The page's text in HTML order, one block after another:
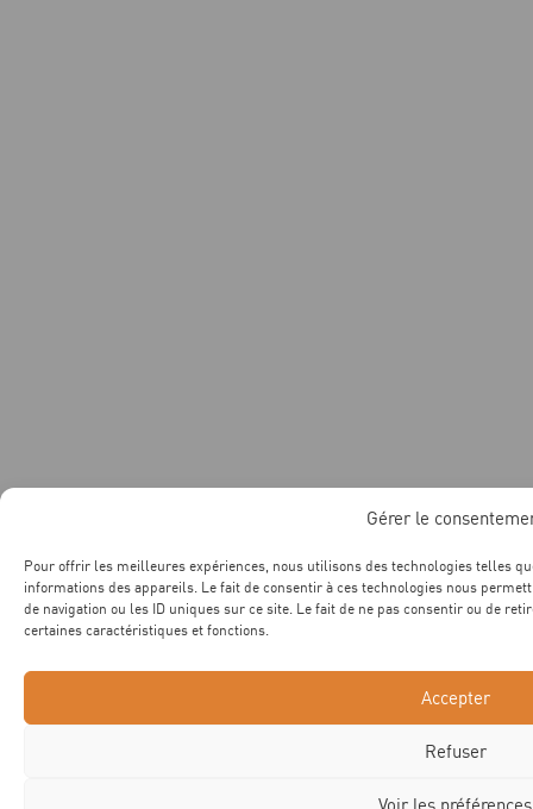
Gérer le
Pour offrir les meilleures expériences, nous utilisons des technologies telles
informations des appareils. Le fait de consentir à ces technologies nous
de navigation ou les ID uniques sur ce site. Le fait de ne pas consentir ou de
certaines caractéristiques et fonctions.
Accepter
Refuser
Voir les préférences